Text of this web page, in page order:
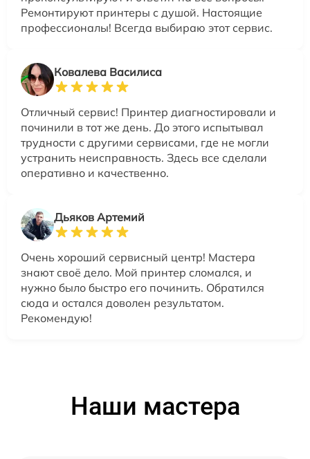
Ремонтируют принтеры с душой. Настоящие
профессионалы! Всегда выбираю этот сервис.
Ковалева Василиса
Отличный сервис! Принтер диагностировали и
починили в тот же день. До этого испытывал
трудности с другими сервисами, где не могли
устранить неисправность. Здесь все сделали
оперативно и качественно.
Дьяков Артемий
Очень хороший сервисный центр! Мастера
знают своё дело. Мой принтер сломался, и
нужно было быстро его починить. Обратился
сюда и остался доволен результатом.
Рекомендую!
Наши мастера